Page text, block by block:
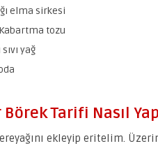
elma sirkesi
tozu
yağ
Börek Tarifi Nasıl
ekleyip eritelim.